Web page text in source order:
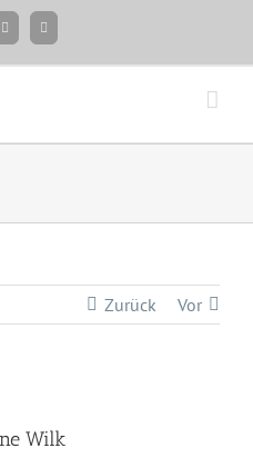
InstagramTwitter
Zurück Vor
Wilk